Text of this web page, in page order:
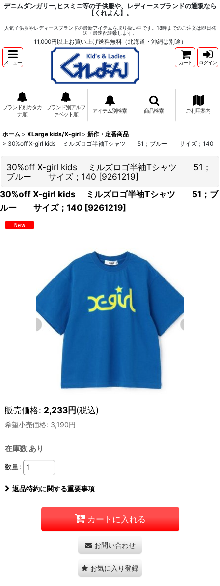
デニムダンガリー,ヒスミニ等の子供服や、レディースブランドの通販なら
【くれよん】。
人気子供服やレディースブランドの最新アイテムを取り扱い中です。18時までのご注文は即日発
送・最速配達致します。
11,000円以上お買い上げ送料無料（北海道・沖縄は別途）
メニュー カート ログイン
ブランド別カタカ
ナ順
ブランド別アルフ
ァベット順
アイテム別検索 商品検索 ご利用案内
ホーム > XLarge kids/X-girl > 新作・定番商品
> 30%off X-girl kids ミルズロゴ半袖Tシャツ 51；ブルー サイズ；140
30%off X-girl kids ミルズロゴ半袖Tシャツ 51；
ブルー サイズ；140 [9261219]
30%off X-girl kids ミルズロゴ半袖Tシャツ 51；ブ
ルー サイズ；140 [9261219]
販売価格: 2,233円(税込)
希望小売価格: 3,190円
在庫数 あり
数量:
返品特約に関する重要事項
カートに入れる
お問い合わせ
お気に入り登録